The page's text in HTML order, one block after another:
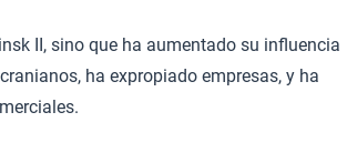
II, sino que ha aumentado su influencia
ha expropiado empresas, y ha